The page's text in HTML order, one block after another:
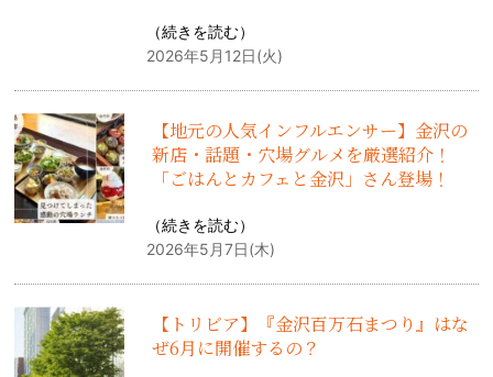
（続きを読む）
2026年5月12日(火)
【地元の人気インフルエンサー】金沢の
新店・話題・穴場グルメを厳選紹介！
「ごはんとカフェと金沢」さん登場！
（続きを読む）
2026年5月7日(木)
【トリビア】『金沢百万石まつり』はな
ぜ6月に開催するの？